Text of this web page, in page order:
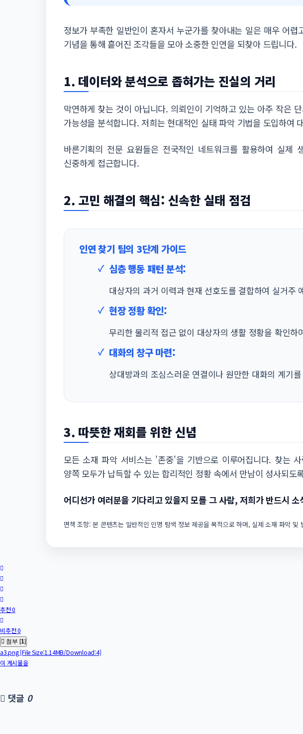
정보가 부족한 일반인이 혼자서 누군가를 찾아내는 일은 매우 어
기념을 통해 흩어진 조각들을 모아 소중한 인연을 되찾아 드립니다.
1. 데이터와 분석으로 좁혀가는 진실의 거리
막연하게 찾는 것이 아닙니다. 의뢰인이 기억하고 있는 아주 작은
가능성을 분석합니다. 저희는 현대적인 실태 파악 기법을 도입하여
바른기획의 전문 요원들은 전국적인 네트워크를 활용하여 실
신중하게 접근합니다.
2. 고민 해결의 핵심: 신속한 실태 점검
인연 찾기 팀의 3단계 가이드
심층 행동 패턴 분석:
대상자의 과거 이력과 현재 선호도를 결합하여 실거주
현장 정황 확인:
무리한 물리적 접근 없이 대상자의 생활 정황을 확인하
대화의 창구 마련:
상대방과의 조심스러운 연결이나 원만한 대화의 계기
3. 따뜻한 재회를 위한 신념
모든 소재 파악 서비스는 '존중'을 기반으로 이루어집니다. 찾는
양쪽 모두가 납득할 수 있는 합리적인 정황 속에서 만남이 성사되도
어디선가 여러분을 기다리고 있을지 모를 그 사람, 저희가 반드시
면책 조항: 본 콘텐츠는 일반적인 인명 탐색 정보 제공을 목적으로 하며, 실제 소재 파악 및
추천 0
비추천 0
첨부 [1]
a3.png[File Size:1.14MB/Download:4]
이 게시물을
댓글 0